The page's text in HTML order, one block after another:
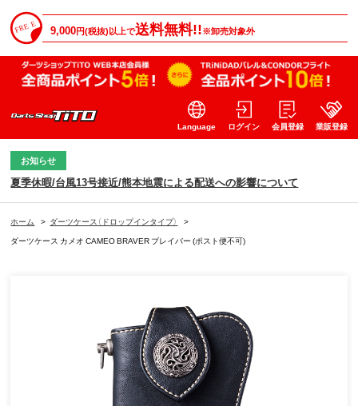
9,000円(税抜)以上で送料無料!!※卸売対象外
Language ログイン 会員登録 業販登録
お知らせ
夏季休暇/台風13号接近/熊本地震による配送への影響について
ホーム > ダーツケース（ドロップインタイプ）
>
ダーツケース カメオ CAMEO BRAVER ブレイバー (ポスト便不可)